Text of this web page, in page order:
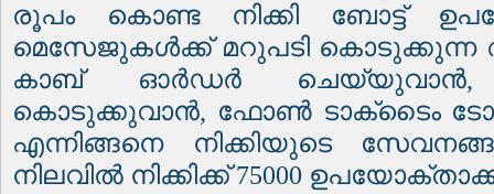
രൂപം കൊണ്ട നിക്കി ബോട്ട്
മെസേജുകൾക്ക് മറുപടി
കാബ് ഓർഡർ ചെയ്യുവാൻ
കൊടുക്കുവാൻ, ഫോൺ ടാക്‌ടൈം
എന്നിങ്ങനെ നിക്കിയുടെ
നിലവിൽ നിക്കിക്ക്75000